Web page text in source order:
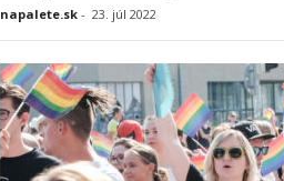
napalete.sk- 23. júl 2022